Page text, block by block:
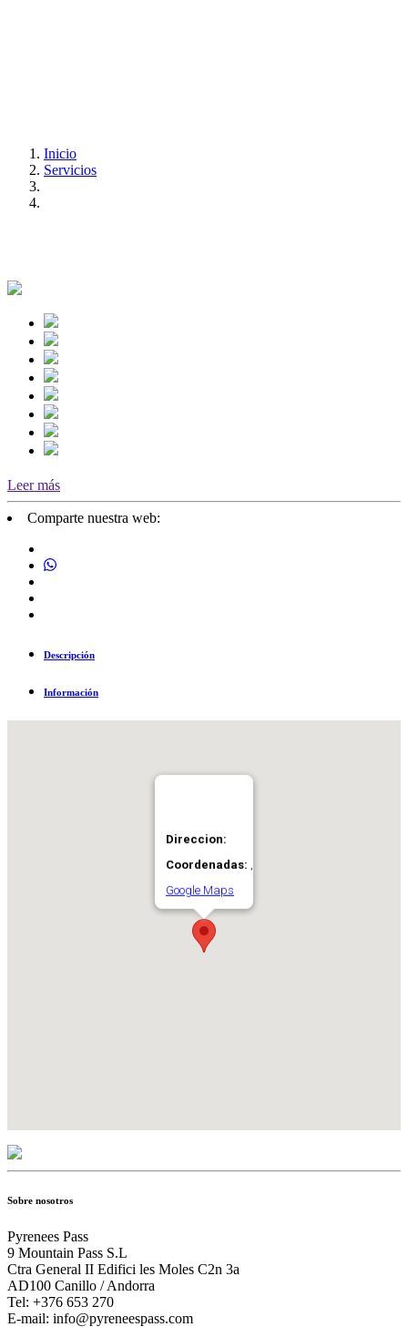
Inicio
Servicios
Leer más
Comparte nuestra web:
Descripción
Información
Direccion:
Coordenadas: ,
Google Maps
Sobre nosotros
Pyrenees Pass
9 Mountain Pass S.L
Ctra General II Edifici les Moles C2n 3a
AD100 Canillo / Andorra
Tel: +376 653 270
E-mail: info@pyreneespass.com